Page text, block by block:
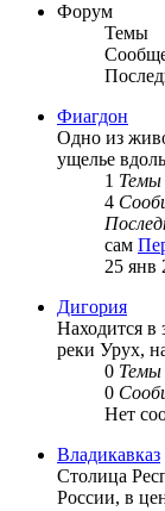
Форум
Темы
Фиагдон
Одно из
ущелье
1 Темы
4
сам
25 янв
Дигория
Находится в
реки Урух,
0 Темы
0
Нет
Владикавказ
Столица
России, в